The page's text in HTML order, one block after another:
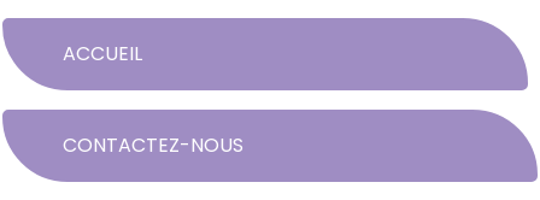
ACCUEIL
CONTACTEZ-NOUS